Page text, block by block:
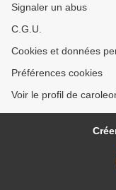
Signaler un abus
C.G.U.
Cookies et données
Préférences cookies
Voir le profil de